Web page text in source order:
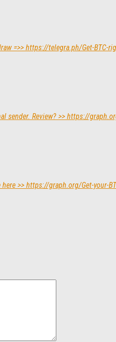
=>> https://telegra.ph/Get-BTC-
sender. Review? >> https://
>> https://graph.org/Get-your-